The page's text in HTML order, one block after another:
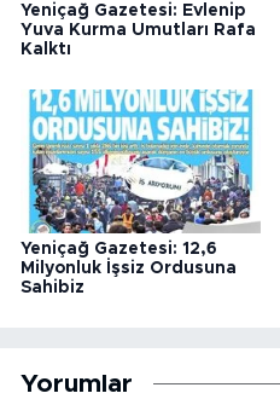
Yeniçağ Gazetesi: Evlenip
Yuva Kurma Umutları Rafa
Kalktı
Yeniçağ Gazetesi: 12,6
Milyonluk İşsiz Ordusuna
Sahibiz
Yorumlar